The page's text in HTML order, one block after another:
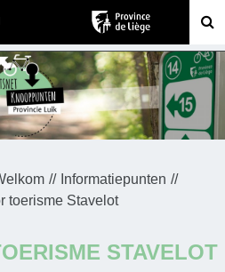
Informatiepunten
toerisme Stavelot
STAVELOT